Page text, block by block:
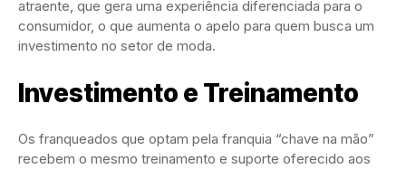
atraente, que gera uma experiência diferenciada para o
consumidor, o que aumenta o apelo para quem busca um
investimento no setor de moda.
Investimento e Treinamento
Os franqueados que optam pela franquia “chave na mão”
recebem o mesmo treinamento e suporte oferecido aos